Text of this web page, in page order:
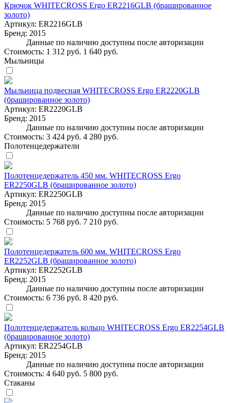
Крючок WHITECROSS Ergo ER2216GLB (брашированное
золото)
Артикул: ER2216GLB
Бренд: 2015
Данные по наличию доступны после авторизации
Стоимость: 1 312 руб. 1 640 руб.
Мыльницы
Мыльница подвесная WHITECROSS Ergo ER2220GLB
(брашированное золото)
Артикул: ER2220GLB
Бренд: 2015
Данные по наличию доступны после авторизации
Стоимость: 3 424 руб. 4 280 руб.
Полотенцедержатели
Полотенцедержатель 450 мм. WHITECROSS Ergo
ER2250GLB (брашированное золото)
Артикул: ER2250GLB
Бренд: 2015
Данные по наличию доступны после авторизации
Стоимость: 5 768 руб. 7 210 руб.
Полотенцедержатель 600 мм. WHITECROSS Ergo
ER2252GLB (брашированное золото)
Артикул: ER2252GLB
Бренд: 2015
Данные по наличию доступны после авторизации
Стоимость: 6 736 руб. 8 420 руб.
Полотенцедержатель кольцо WHITECROSS Ergo ER2254GLB
(брашированное золото)
Артикул: ER2254GLB
Бренд: 2015
Данные по наличию доступны после авторизации
Стоимость: 4 640 руб. 5 800 руб.
Стаканы